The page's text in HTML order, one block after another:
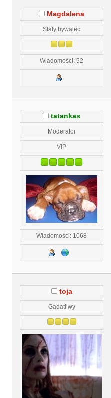
Magdalena
Stały bywalec
Wiadomości: 52
tatankas
Moderator
VIP
Wiadomości: 1068
toja
Gadatliwy